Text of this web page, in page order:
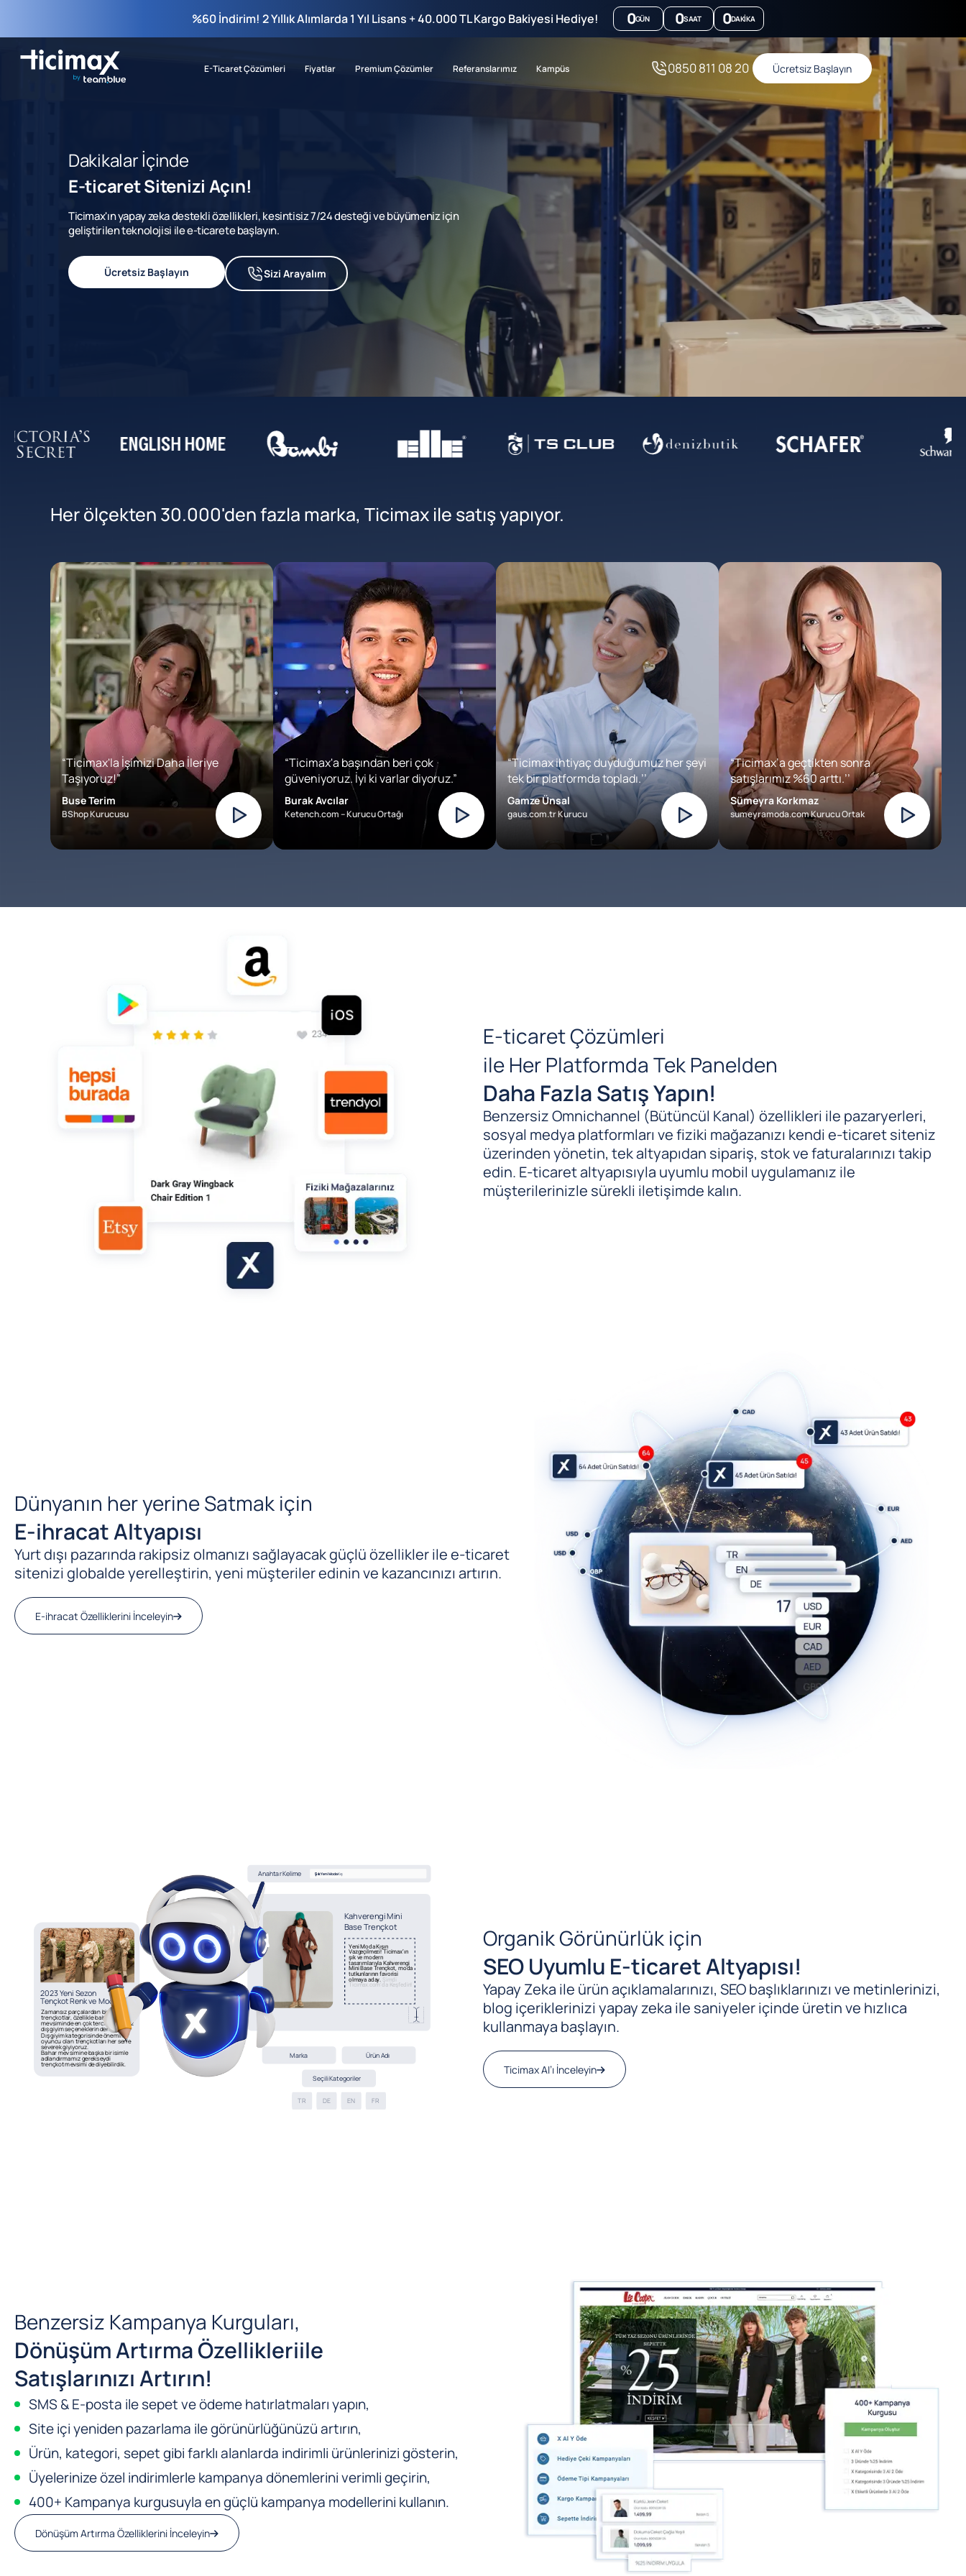
%60 İndirim! 2 Yıllık Alımlarda 1 Yıl Lisans + 40.000 TL Kargo Bakiyesi Hediye! 0GÜN 0SAAT 0DAKIKA
E-Ticaret Çözümleri Fiyatlar Premium Çözümler Referanslarımız Kampüs 0850 811 08 20 Ücretsiz Başlayın
Dakikalar İçinde
E-ticaret Sitenizi Açın!
Ticimax'ın yapay zeka destekli özellikleri, kesintisiz 7/24 desteği ve büyümeniz için
geliştirilen teknolojisi ile e-ticarete başlayın.
Ücretsiz Başlayın Sizi Arayalım
Her ölçekten 30.000'den fazla marka, Ticimax ile satış yapıyor.
“Ticimax'la İşimizi Daha İleriye
Taşıyoruz!”
Buse Terim
BShop Kurucusu
“Ticimax'a başından beri çok
güveniyoruz. İyi ki varlar diyoruz.”
Burak Avcılar
Ketench.com – Kurucu Ortağı
“Ticimax ihtiyaç duyduğumuz her şeyi
tek bir platformda topladı.’’
Gamze Ünsal
gaus.com.tr Kurucu
“Ticimax’a geçtikten sonra
satışlarımız %60 arttı.’’
Sümeyra Korkmaz
sumeyramoda.com Kurucu Ortak
E-ticaret Çözümleri
ile Her Platformda Tek Panelden
Daha Fazla Satış Yapın!
Benzersiz Omnichannel (Bütüncül Kanal) özellikleri ile pazaryerleri,
sosyal medya platformları ve fiziki mağazanızı kendi e-ticaret siteniz
üzerinden yönetin, tek altyapıdan sipariş, stok ve faturalarınızı takip
edin. E-ticaret altyapısıyla uyumlu mobil uygulamanız ile
müşterilerinizle sürekli iletişimde kalın.
Dünyanın her yerine Satmak için
E-ihracat Altyapısı
Yurt dışı pazarında rakipsiz olmanızı sağlayacak güçlü özellikler ile e-ticaret
sitenizi globalde yerelleştirin, yeni müşteriler edinin ve kazancınızı artırın.
E-ihracat Özelliklerini İnceleyin
Organik Görünürlük için
SEO Uyumlu E-ticaret Altyapısı!
Yapay Zeka ile ürün açıklamalarınızı, SEO başlıklarınızı ve metinlerinizi,
blog içeriklerinizi yapay zeka ile saniyeler içinde üretin ve hızlıca
kullanmaya başlayın.
Ticimax AI’ı İnceleyin
Benzersiz Kampanya Kurguları,
Dönüşüm Artırma Özellikleriile
Satışlarınızı Artırın!
SMS & E-posta ile sepet ve ödeme hatırlatmaları yapın,
Site içi yeniden pazarlama ile görünürlüğünüzü artırın,
Ürün, kategori, sepet gibi farklı alanlarda indirimli ürünlerinizi gösterin,
Üyelerinize özel indirimlerle kampanya dönemlerini verimli geçirin,
400+ Kampanya kurgusuyla en güçlü kampanya modellerini kullanın.
Dönüşüm Artırma Özelliklerini İnceleyin